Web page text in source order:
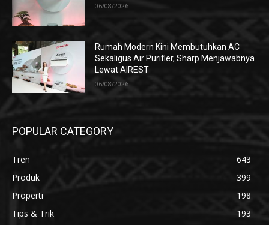
06/08/2026
Rumah Modern Kini Membutuhkan AC
Sekaligus Air Purifier, Sharp Menjawabnya
Lewat AIREST
06/08/2026
POPULAR CATEGORY
Tren
643
Produk
399
Properti
198
Tips & Trik
193